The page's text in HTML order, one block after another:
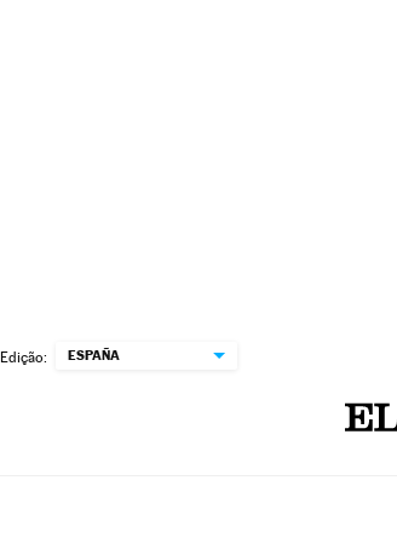
Edição: ESPAÑA